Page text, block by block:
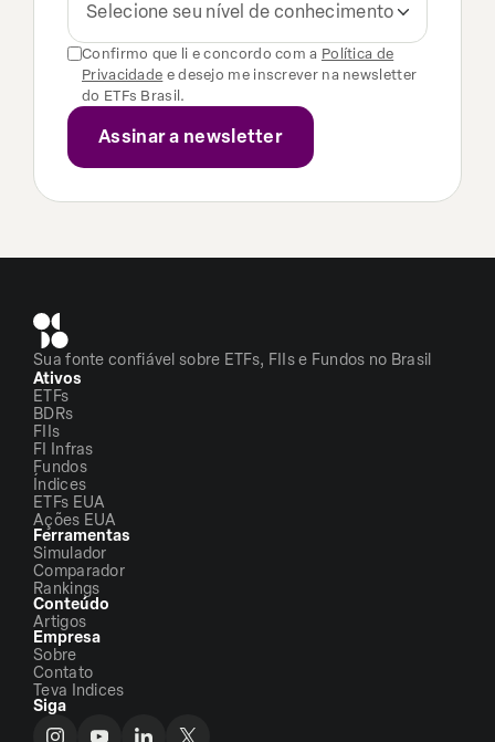
Selecione seu nível de conhecimento
Confirmo que li e concordo com a Política de
Privacidade e desejo me inscrever na newsletter
do ETFs Brasil.
Sua fonte confiável sobre ETFs, FIIs e Fundos no Brasil
Ativos
ETFs
BDRs
FIIs
FI Infras
Fundos
Índices
ETFs EUA
Ações EUA
Ferramentas
Simulador
Comparador
Rankings
Conteúdo
Artigos
Empresa
Sobre
Contato
Teva Indices
Siga